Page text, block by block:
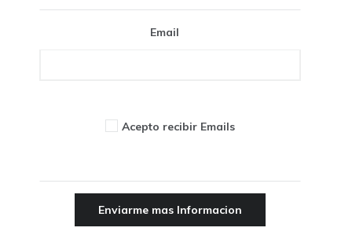
Email
Acepto recibir Emails